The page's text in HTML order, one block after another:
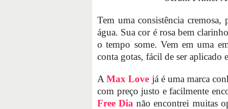
Tem uma consistência
água. Sua cor é rosa bem
o tempo some. Vem em uma
conta gotas, fácil de ser aplicado
AMax Love já é uma marca
com preço justo e facilmente
Free Dia não encontrei muitas